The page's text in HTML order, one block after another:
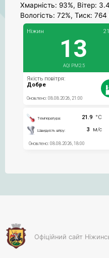
Хмарність: 93%, Вітер:
Вологість: 72%, Тиск:
Офіційний сайт